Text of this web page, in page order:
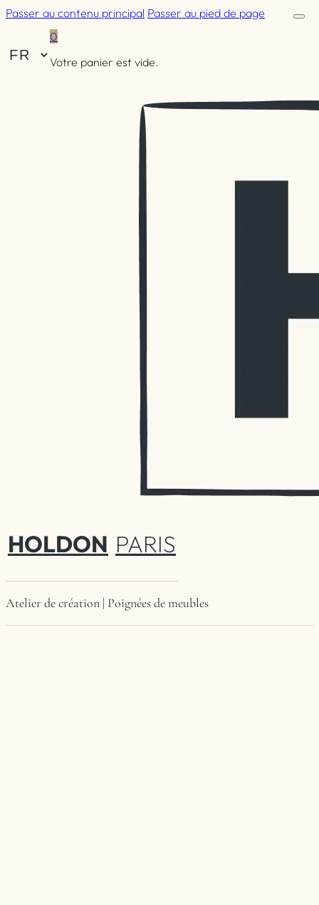
Passer au contenu principal Passer au pied de page
0
Votre panier est vide.
HOLDON PARIS
Atelier de création | Poignées de meubles